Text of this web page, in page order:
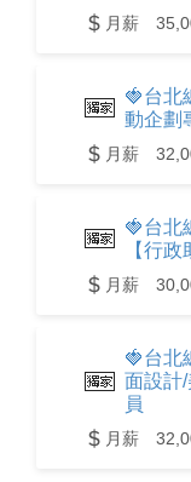
🍓台北
動企劃
🍓台北
【行政
🍓台北
面設計/
員